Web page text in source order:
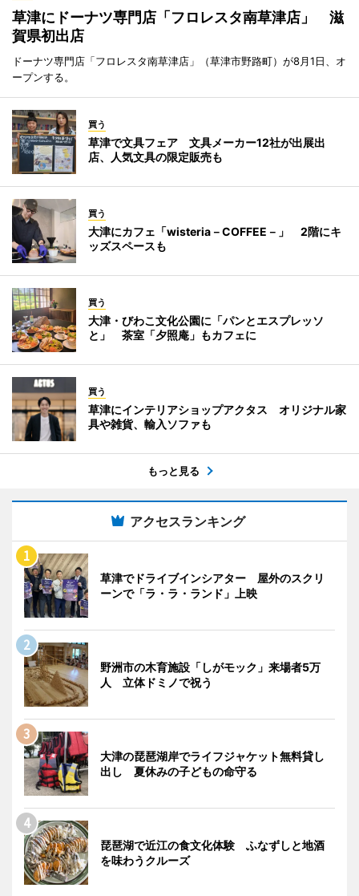
草津にドーナツ専門店「フロレスタ南草津店」 滋
賀県初出店
ドーナツ専門店「フロレスタ南草津店」（草津市野路町）が8月1日、オ
ープンする。
買う
草津で文具フェア 文具メーカー12社が出展出
店、人気文具の限定販売も
買う
大津にカフェ「wisteria－COFFEE－」 2階にキ
ッズスペースも
買う
大津・びわこ文化公園に「パンとエスプレッソ
と」 茶室「夕照庵」もカフェに
買う
草津にインテリアショップアクタス オリジナル家
具や雑貨、輸入ソファも
もっと見る
アクセスランキング
草津でドライブインシアター 屋外のスクリ
ーンで「ラ・ラ・ランド」上映
野洲市の木育施設「しがモック」来場者5万
人 立体ドミノで祝う
大津の琵琶湖岸でライフジャケット無料貸し
出し 夏休みの子どもの命守る
琵琶湖で近江の食文化体験 ふなずしと地酒
を味わうクルーズ